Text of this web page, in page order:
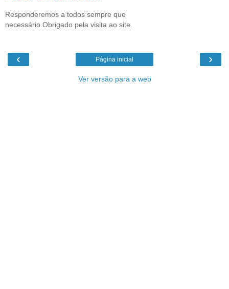
Responderemos a todos sempre que
necessário.Obrigado pela visita ao site.
‹ ›
Página inicial
Ver versão para a web